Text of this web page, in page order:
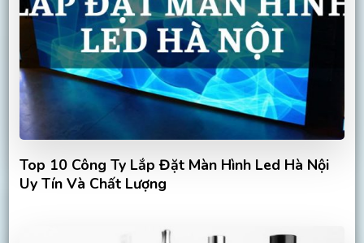
Top 10 Công Ty Lắp Đặt Màn Hình Led Hà Nội
Uy Tín Và Chất Lượng